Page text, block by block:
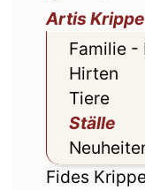
Artis Krippe
Familie -
Hirten
Tiere
Ställe
Fides